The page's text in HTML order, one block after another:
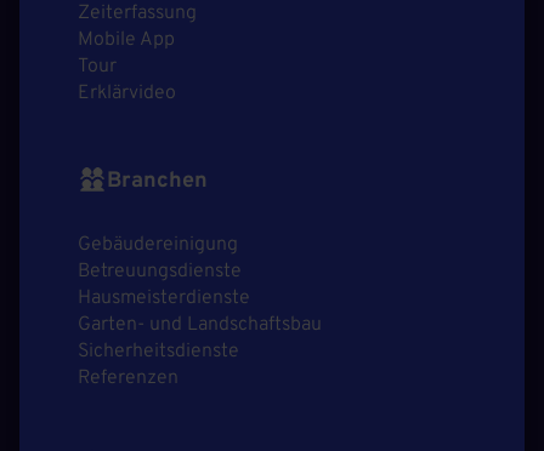
Zeiterfassung
Mobile App
Tour
Erklärvideo
Branchen
Gebäudereinigung
Betreuungsdienste
Hausmeisterdienste
Garten- und Landschaftsbau
Sicherheitsdienste
Referenzen